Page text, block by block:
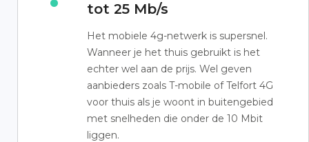
tot 25 Mb/s
Het mobiele 4g-netwerk is supersnel.
Wanneer je het thuis gebruikt is het
echter wel aan de prijs. Wel geven
aanbieders zoals T-mobile of Telfort 4G
voor thuis als je woont in buitengebied
met snelheden die onder de 10 Mbit
liggen.